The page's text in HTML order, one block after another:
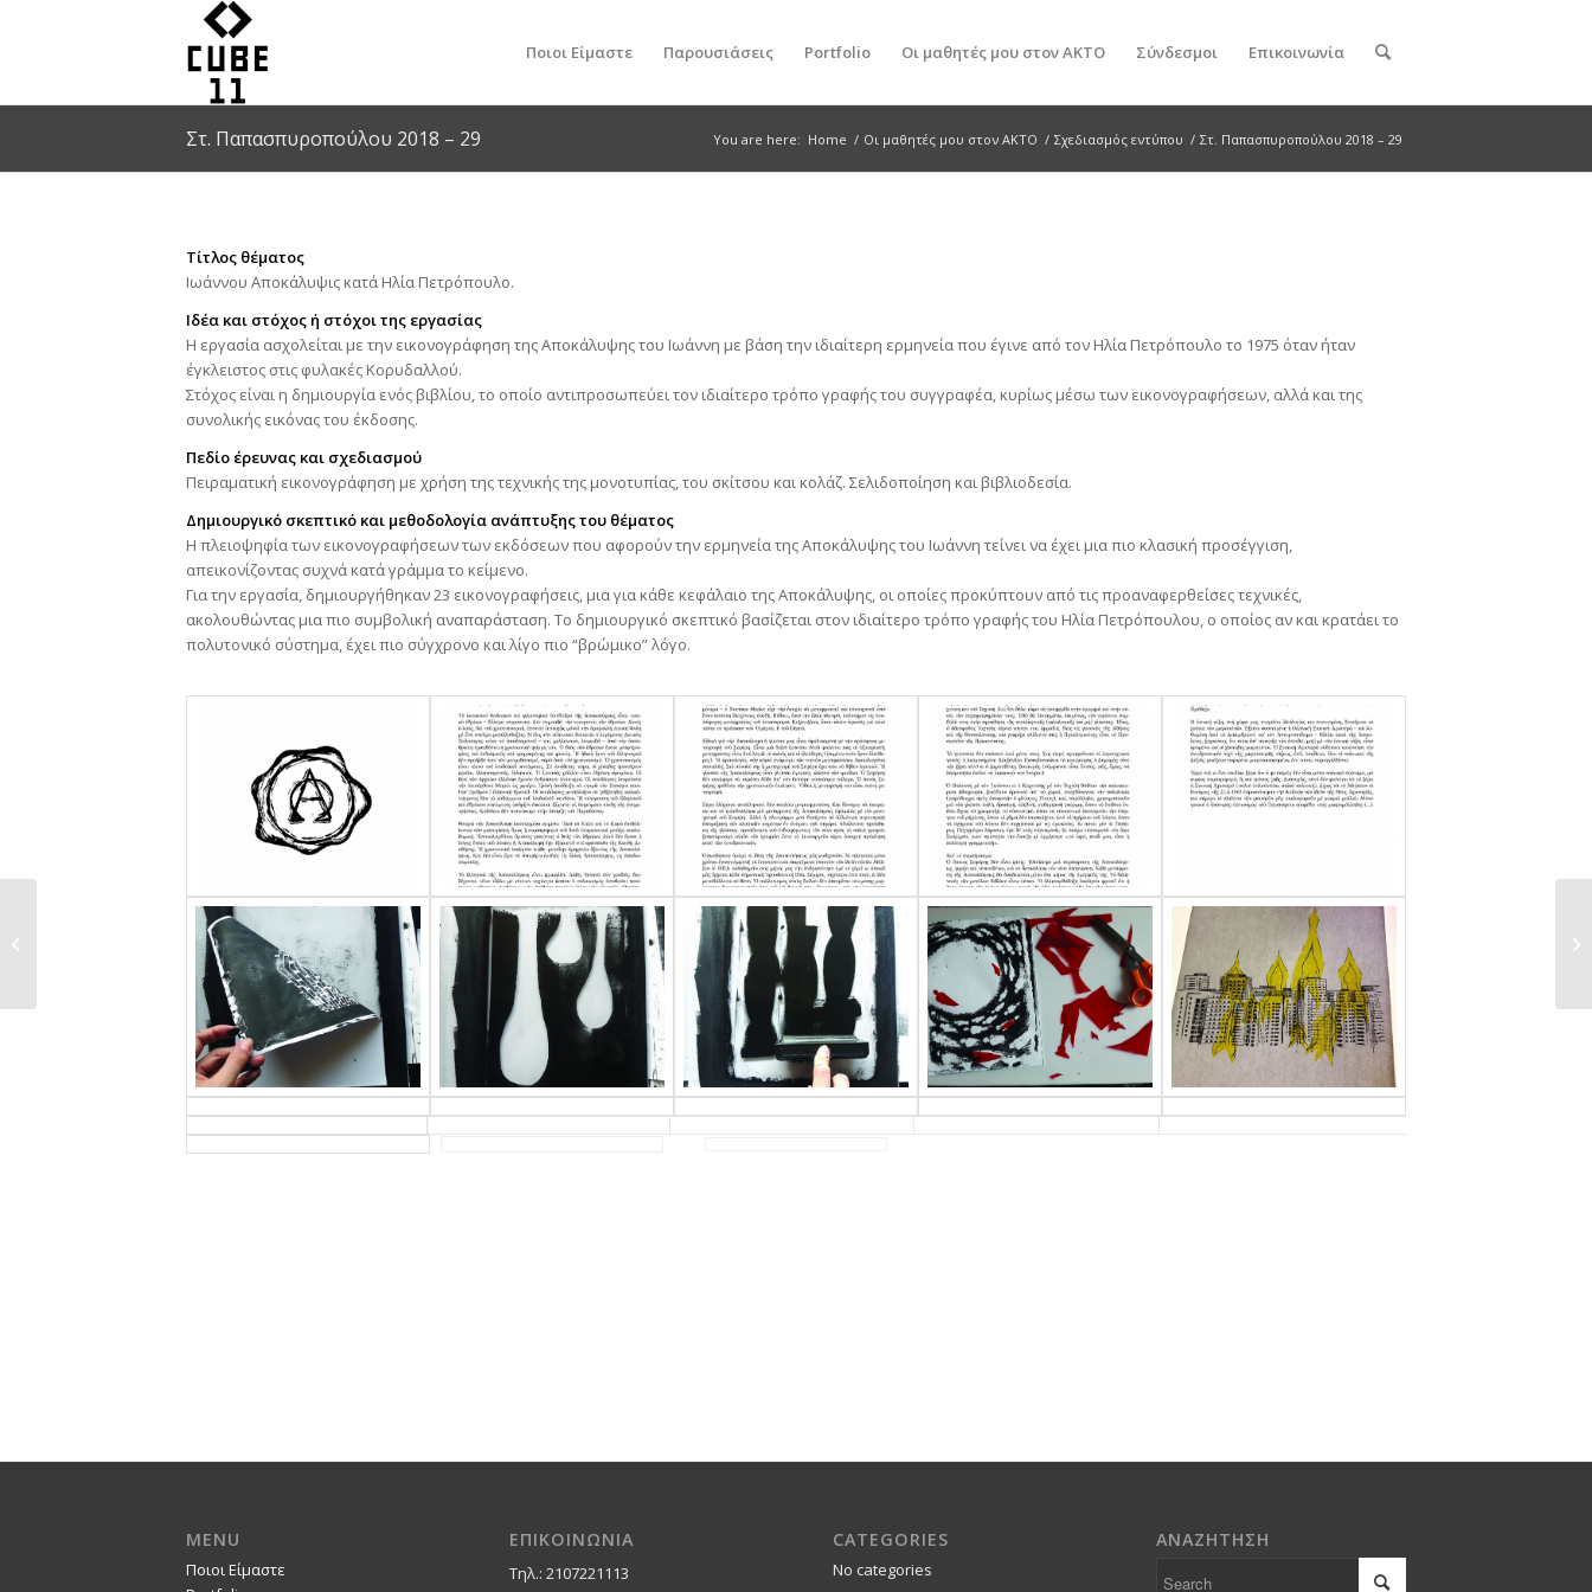
Ποιοι Είμαστε Παρουσιάσεις Portfolio Οι μαθητές μου στον ΑΚΤΟ Σύνδεσμοι Επικοινωνία
Στ. Παπασπυροπούλου 2018 – 29 You are here: Home / Οι μαθητές μου στον ΑΚΤΟ / Σχεδιασμός εντύπου / Στ. Παπασπυροπούλου 2018 – 29
Τίτλος θέματος
Ιωάννου Αποκάλυψις κατά Ηλία Πετρόπουλο.
Ιδέα και στόχος ή στόχοι της εργασίας
Η εργασία ασχολείται με την εικονογράφηση της Αποκάλυψης του Ιωάννη με βάση την ιδιαίτερη ερμηνεία που έγινε από τον Ηλία Πετρόπουλο το 1975 όταν ήταν
έγκλειστος στις φυλακές Κορυδαλλού.
Στόχος είναι η δημιουργία ενός βιβλίου, το οποίο αντιπροσωπεύει τον ιδιαίτερο τρόπο γραφής του συγγραφέα, κυρίως μέσω των εικονογραφήσεων, αλλά και της
συνολικής εικόνας του έκδοσης.
Πεδίο έρευνας και σχεδιασμού
Πειραματική εικονογράφηση με χρήση της τεχνικής της μονοτυπίας, του σκίτσου και κολάζ. Σελιδοποίηση και βιβλιοδεσία.
Δημιουργικό σκεπτικό και μεθοδολογία ανάπτυξης του θέματος
Η πλειοψηφία των εικονογραφήσεων των εκδόσεων που αφορούν την ερμηνεία της Αποκάλυψης του Ιωάννη τείνει να έχει μια πιο κλασική προσέγγιση,
απεικονίζοντας συχνά κατά γράμμα το κείμενο.
Για την εργασία, δημιουργήθηκαν 23 εικονογραφήσεις, μια για κάθε κεφάλαιο της Αποκάλυψης, οι οποίες προκύπτουν από τις προαναφερθείσες τεχνικές,
ακολουθώντας μια πιο συμβολική αναπαράσταση. Το δημιουργικό σκεπτικό βασίζεται στον ιδιαίτερο τρόπο γραφής του Ηλία Πετρόπουλου, ο οποίος αν και κρατάει το
πολυτονικό σύστημα, έχει πιο σύγχρονο και λίγο πιο “βρώμικο” λόγο.
MENU
Ποιοι Είμαστε
ΕΠΙΚΟΙΝΩΝΙΑ
Τηλ.: 2107221113
CATEGORIES
No categories
ΑΝΑΖΗΤΗΣΗ
Εμμανουέλα Μελανίτη